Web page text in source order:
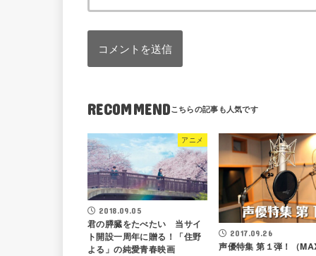
RECOMMEND
アニメ
2018.09.05
君の膵臓をたべたい 当サイ
ト開設一周年に贈る！「住野
よる」の純愛青春映画
2017.09.26
声優特集 第１弾！（